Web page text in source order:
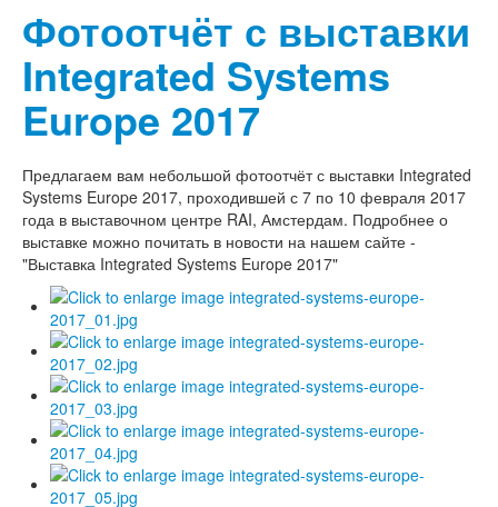
Фотоотчёт с выставки
Integrated Systems
Europe 2017
Предлагаем вам небольшой фотоотчёт с выставки Integrated
Systems Europe 2017, проходившей с 7 по 10 февраля 2017
года в выставочном центре RAI, Амстердам. Подробнее о
выставке можно почитать в новости на нашем сайте -
"Выставка Integrated Systems Europe 2017"